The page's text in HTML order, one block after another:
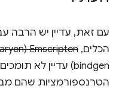
עם זאת, עדיין יש הרבה
הכלים, Emscripten‏ (Binaryen) ו-
הטרנספורמציות שהם